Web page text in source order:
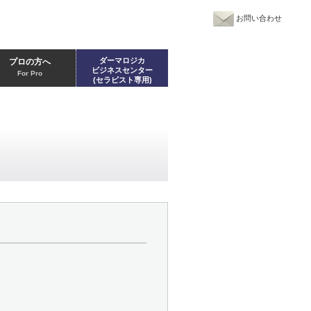
お問い合わせ
プロの方へ
For Pro
ダーマロジカ
ビジネスセンター
(セラピスト専用)